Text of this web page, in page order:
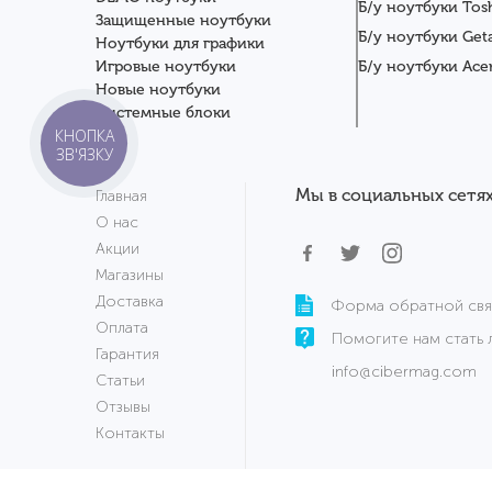
Защищенные ноутбуки
Ноутбуки для графики
Игровые ноутбуки
Новые ноутбуки
Системные блоки
Мониторы
Планшеты
Серверы
Комплектующие
Аксессуары
Сервисный центр
Б/у ноутбуки
Б/у ноутбуки
Б/у ноутбуки
Главная
О нас
Акции
Магазины
Доставка
Оплата
Гарантия
Статьи
Отзывы
Контакты
Мы в социальных
Форма обратной
Помогите нам стать
info@cibermag.com
КНОПКА
ЗВ'ЯЗКУ